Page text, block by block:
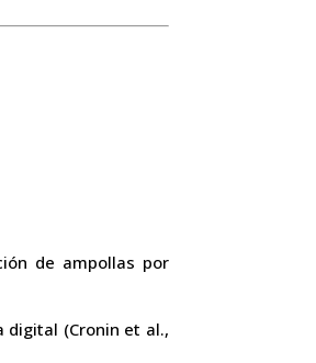
de ampollas por
digital (Cronin et al.,